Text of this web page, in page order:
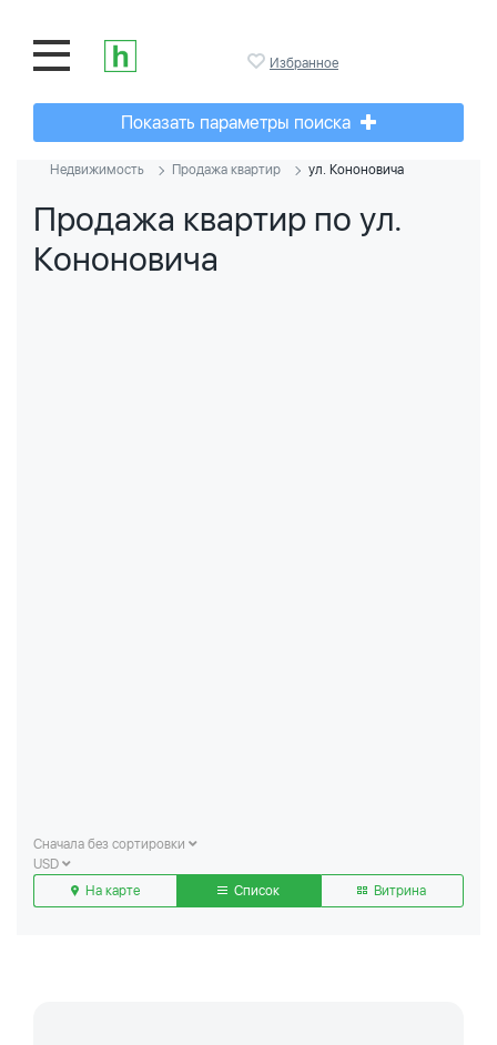
Избранное
Показать параметры поиска
Недвижимость Продажа квартир ул. Кононовича
Продажа квартир по ул.
Кононовича
Сначала без сортировки
USD
На карте
Список Витрина